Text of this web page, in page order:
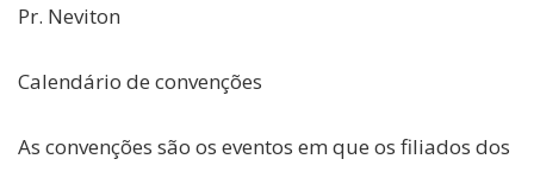
Pr. Neviton
Calendário de convenções
As convenções são os eventos em que os filiados dos